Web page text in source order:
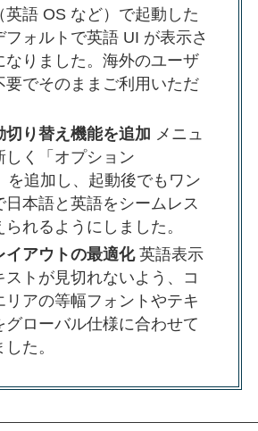
英語 OS など）で起動した
フォルトで英語 UI が表示さ
なりました。海外のユーザ
要でそのままご利用いただ
切り替え機能を追加 メニュ
しく「オプション
を追加し、起動後でもワン
日本語と英語をシームレス
れるようにしました。
イアウトの最適化英語表示
ストが見切れないよう、コ
リアの等幅フォントやテキ
グローバル仕様に合わせて
た。